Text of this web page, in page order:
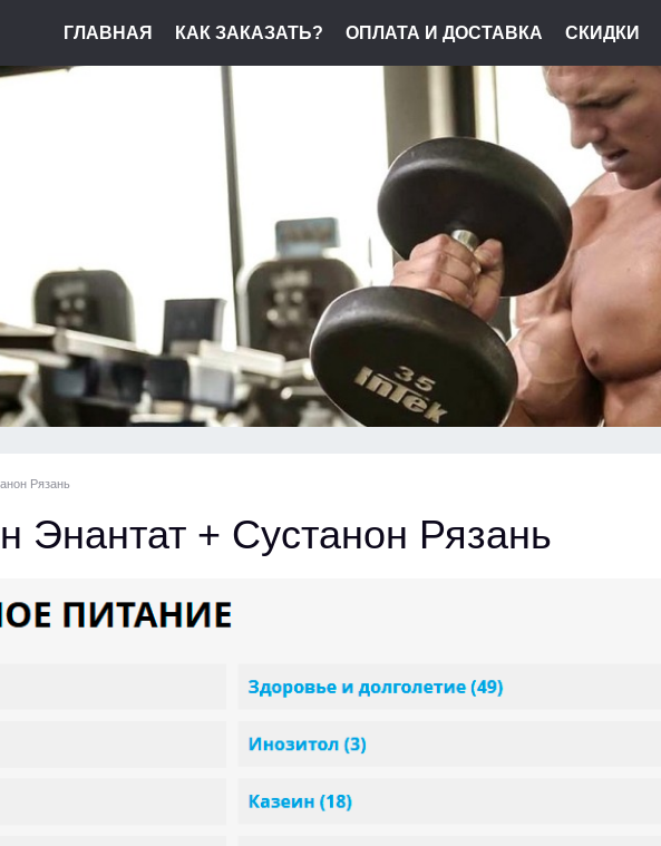
ГЛАВНАЯ КАК ЗАКАЗАТЬ? ОПЛАТА И ДОСТАВКА СКИДКИ
Рязань
Энантат + Сустанон Рязань